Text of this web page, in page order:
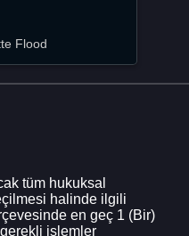
Flood
tüm hukuksal
halinde ilgili
en geç 1 (Bir)
gerekli işlemler